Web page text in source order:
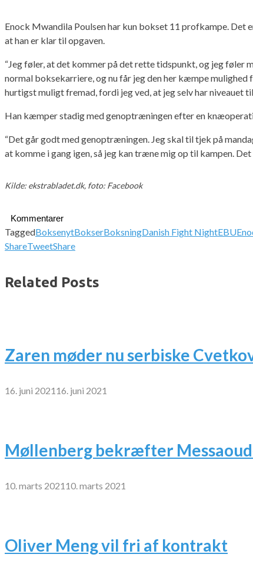
Enock Mwandila Poulsen har kun bokset 11 profkampe. Det
at han er klar til opgaven.
“Jeg føler, at det kommer på det rette tidspunkt, og jeg
normal boksekarriere, og nu får jeg den her kæmpe
hurtigst muligt fremad, fordi jeg ved, at jeg selv har niveauet
Han kæmper stadig med genoptræningen efter en
“Det går godt med genoptræningen. Jeg skal til tjek på
at komme i gang igen, så jeg kan træne mig op til kampen.
Kilde: ekstrabladet.dk, foto: Facebook
Kommentarer
TaggedBoksenytBokserBoksningDanish Fight NightEBU
ShareTweetShare
Related Posts
Zaren møder nu serbiske
16. juni 2021 16. juni 2021
Møllenberg bekræfter
10. marts 2021 10. marts 2021
Oliver Meng vil fri af kontrakt